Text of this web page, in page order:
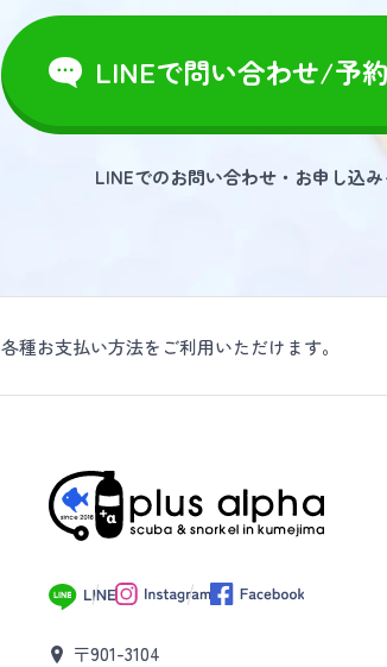
LINEで問い合わせ/予
LINEでのお問い合わせ・お申し込み
各種お支払い方法をご利用いただけます。
〒901-3104